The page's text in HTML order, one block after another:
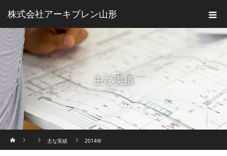
株式会社アーキブレン山形
主な実績
主な実績
2014年